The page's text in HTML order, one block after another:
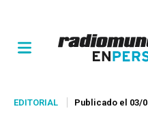
EDITORIAL Publicado el 03/